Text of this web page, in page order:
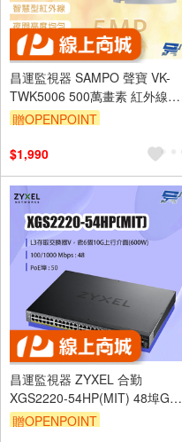
昌運監視器 SAMPO 聲寶 VK-
TWK5006 500萬畫素 紅外線槍
型攝影機 紅外線距離30M
贈OPENPOINT
$1,990
昌運監視器 ZYXEL 合勤
XGS2220-54HP(MIT) 48埠GbE
L3存取PoE+交換器
贈OPENPOINT